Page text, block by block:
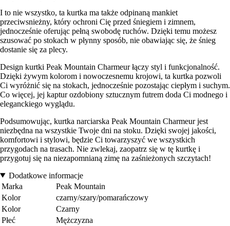
I to nie wszystko, ta kurtka ma także odpinaną mankiet
przeciwsnieżny, który ochroni Cię przed śniegiem i zimnem,
jednocześnie oferując pełną swobodę ruchów. Dzięki temu możesz
szusować po stokach w płynny sposób, nie obawiając się, że śnieg
dostanie się za plecy.
Design kurtki Peak Mountain Charmeur łączy styl i funkcjonalność.
Dzięki żywym kolorom i nowoczesnemu krojowi, ta kurtka pozwoli
Ci wyróżnić się na stokach, jednocześnie pozostając ciepłym i suchym.
Co więcej, jej kaptur ozdobiony sztucznym futrem doda Ci modnego i
eleganckiego wyglądu.
Podsumowując, kurtka narciarska Peak Mountain Charmeur jest
niezbędna na wszystkie Twoje dni na stoku. Dzięki swojej jakości,
komfortowi i stylowi, będzie Ci towarzyszyć we wszystkich
przygodach na trasach. Nie zwlekaj, zaopatrz się w tę kurtkę i
przygotuj się na niezapomnianą zimę na zaśnieżonych szczytach!
Dodatkowe informacje
Marka
Peak Mountain
Kolor
czarny/szary/pomarańczowy
Kolor
Czarny
Płeć
Mężczyzna